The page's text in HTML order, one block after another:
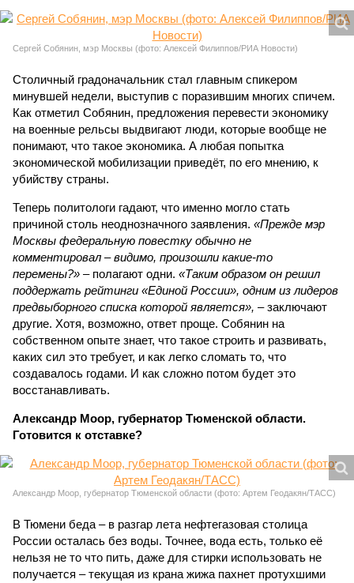
Сергей Собянин, мэр Москвы (фото: Алексей Филиппов/РИА Новости)
Столичный градоначальник стал главным спикером
минувшей недели, выступив с поразившим многих спичем.
Как отметил Собянин, предложения перевести экономику
на военные рельсы выдвигают люди, которые вообще не
понимают, что такое экономика. А любая попытка
экономической мобилизации приведёт, по его мнению, к
убийству страны.
Теперь политологи гадают, что именно могло стать
причиной столь неоднозначного заявления. «Прежде мэр
Москвы федеральную повестку обычно не
комментировал – видимо, произошли какие-то
перемены?» – полагают одни. «Таким образом он решил
поддержать рейтинги «Единой России», одним из лидеров
предвыборного списка которой является», – заключают
другие. Хотя, возможно, ответ проще. Собянин на
собственном опыте знает, что такое строить и развивать,
каких сил это требует, и как легко сломать то, что
создавалось годами. И как сложно потом будет это
восстанавливать.
Александр Моор, губернатор Тюменской области.
Готовится к отставке?
Александр Моор, губернатор Тюменской области (фото: Артем Геодакян/ТАСС)
В Тюмени беда – в разгар лета нефтегазовая столица
России осталась без воды. Точнее, вода есть, только её
нельзя не то что пить, даже для стирки использовать не
получается – текущая из крана жижа пахнет протухшими